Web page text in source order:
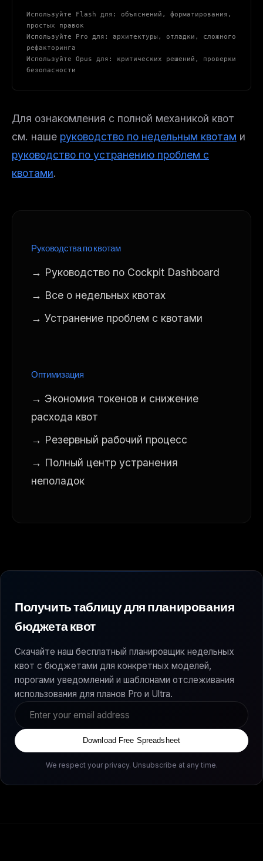
Используйте Flash для: объяснений, форматирования,
простых правок
Используйте Pro для: архитектуры, отладки, сложного
рефакторинга
Используйте Opus для: критических решений, проверки
безопасности
Для ознакомления с полной механикой квот
см. наше руководство по недельным квотам и
руководство по устранению проблем с
квотами.
Руководства по квотам
→ Руководство по Cockpit Dashboard
→ Все о недельных квотах
→ Устранение проблем с квотами
Оптимизация
→ Экономия токенов и снижение
расхода квот
→ Резервный рабочий процесс
→ Полный центр устранения
неполадок
Получить таблицу для планирования
бюджета квот
Скачайте наш бесплатный планировщик недельных
квот с бюджетами для конкретных моделей,
порогами уведомлений и шаблонами отслеживания
использования для планов Pro и Ultra.
Download Free Spreadsheet
We respect your privacy. Unsubscribe at any time.